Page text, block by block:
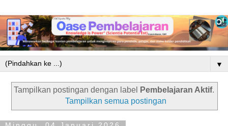
▼
Tampilkan postingan dengan label Pembelajaran Aktif.
Tampilkan semua postingan